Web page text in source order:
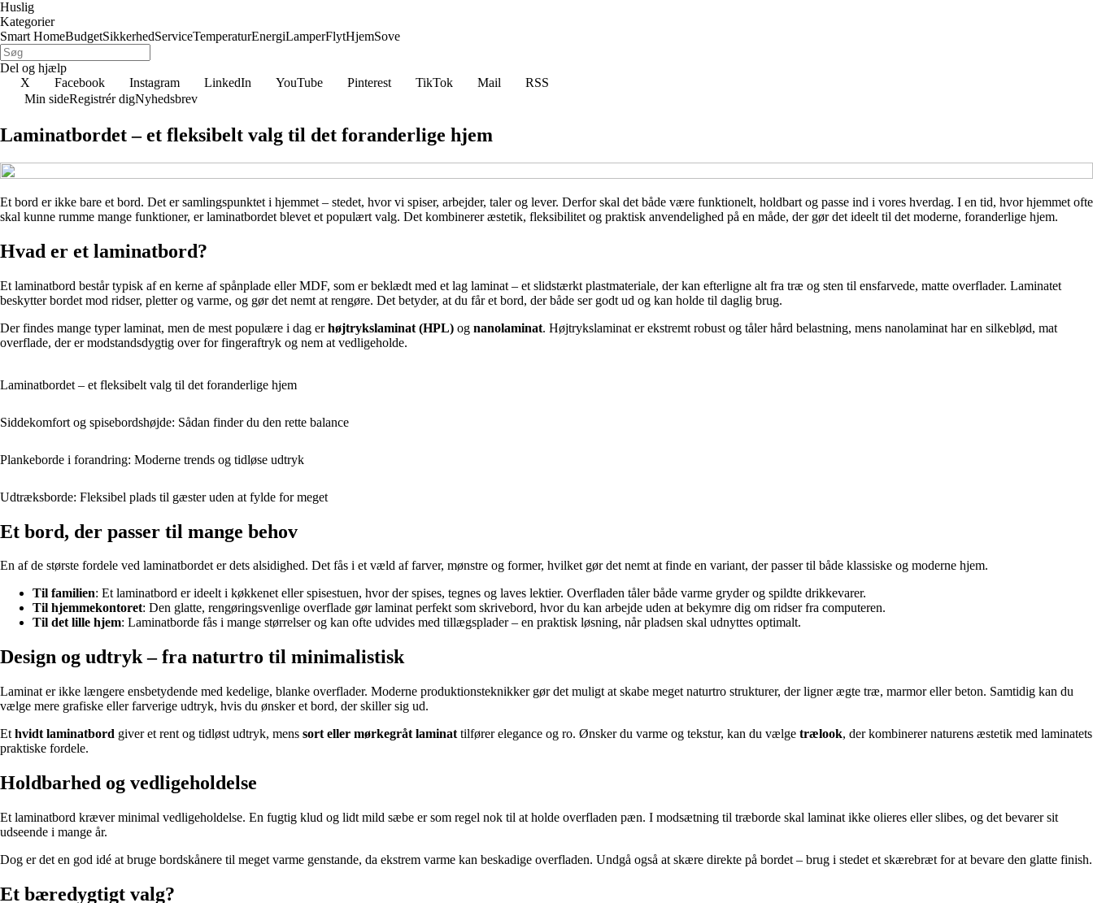
Huslig
Kategorier
Smart HomeBudgetSikkerhedServiceTemperaturEnergiLamperFlytHjemSove
Del og hjælp
X
Facebook Instagram LinkedIn YouTube Pinterest TikTok Mail
RSS
Min sideRegistrér digNyhedsbrev
Laminatbordet – et fleksibelt valg til det foranderlige hjem
Et bord er ikke bare et bord. Det er samlingspunktet i hjemmet – stedet, hvor vi spiser, arbejder, taler og lever. Derfor skal det både være funktionelt, holdbart og passe ind i vores hverdag. I en tid, hvor hjemmet ofte
skal kunne rumme mange funktioner, er laminatbordet blevet et populært valg. Det kombinerer æstetik, fleksibilitet og praktisk anvendelighed på en måde, der gør det ideelt til det moderne, foranderlige hjem.
Hvad er et laminatbord?
Et laminatbord består typisk af en kerne af spånplade eller MDF, som er beklædt med et lag laminat – et slidstærkt plastmateriale, der kan efterligne alt fra træ og sten til ensfarvede, matte overflader. Laminatet
beskytter bordet mod ridser, pletter og varme, og gør det nemt at rengøre. Det betyder, at du får et bord, der både ser godt ud og kan holde til daglig brug.
Der findes mange typer laminat, men de mest populære i dag erhøjtrykslaminat (HPL) og nanolaminat. Højtrykslaminat er ekstremt robust og tåler hård belastning, mens nanolaminat har en silkeblød, mat
overflade, der er modstandsdygtig over for fingeraftryk og nem at vedligeholde.
Laminatbordet – et fleksibelt valg til det foranderlige hjem
Siddekomfort og spisebordshøjde: Sådan finder du den rette balance
Plankeborde i forandring: Moderne trends og tidløse udtryk
Udtræksborde: Fleksibel plads til gæster uden at fylde for meget
Et bord, der passer til mange behov
En af de største fordele ved laminatbordet er dets alsidighed. Det fås i et væld af farver, mønstre og former, hvilket gør det nemt at finde en variant, der passer til både klassiske og moderne hjem.
Til familien: Et laminatbord er ideelt i køkkenet eller spisestuen, hvor der spises, tegnes og laves lektier. Overfladen tåler både varme gryder og spildte drikkevarer.
Til hjemmekontoret: Den glatte, rengøringsvenlige overflade gør laminat perfekt som skrivebord, hvor du kan arbejde uden at bekymre dig om ridser fra computeren.
Til det lille hjem: Laminatborde fås i mange størrelser og kan ofte udvides med tillægsplader – en praktisk løsning, når pladsen skal udnyttes optimalt.
Design og udtryk – fra naturtro til minimalistisk
Laminat er ikke længere ensbetydende med kedelige, blanke overflader. Moderne produktionsteknikker gør det muligt at skabe meget naturtro strukturer, der ligner ægte træ, marmor eller beton. Samtidig kan du
vælge mere grafiske eller farverige udtryk, hvis du ønsker et bord, der skiller sig ud.
Et hvidt laminatbord giver et rent og tidløst udtryk, mens sort eller mørkegråt laminat tilfører elegance og ro. Ønsker du varme og tekstur, kan du vælge trælook, der kombinerer naturens æstetik med laminatets
praktiske fordele.
Holdbarhed og vedligeholdelse
Et laminatbord kræver minimal vedligeholdelse. En fugtig klud og lidt mild sæbe er som regel nok til at holde overfladen pæn. I modsætning til træborde skal laminat ikke olieres eller slibes, og det bevarer sit
udseende i mange år.
Dog er det en god idé at bruge bordskånere til meget varme genstande, da ekstrem varme kan beskadige overfladen. Undgå også at skære direkte på bordet – brug i stedet et skærebræt for at bevare den glatte finish.
Et bæredygtigt valg?